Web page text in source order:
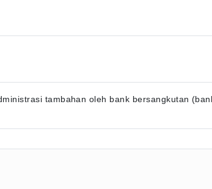
tambahan oleh bank bersangkutan